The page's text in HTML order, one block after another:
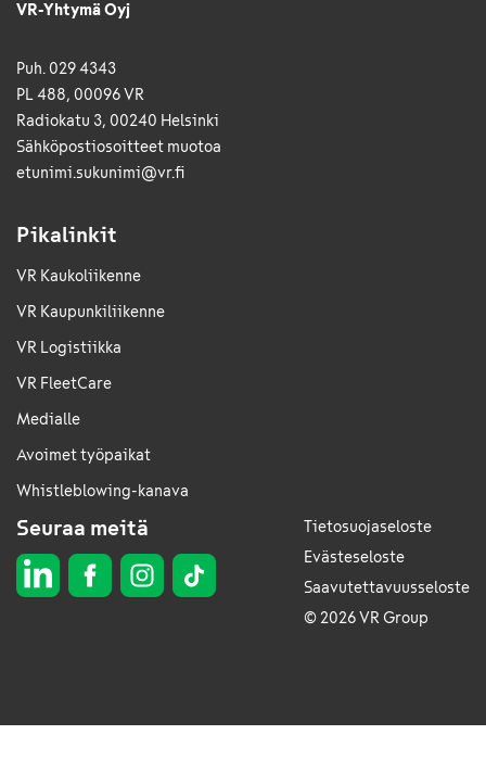
VR-Yhtymä Oyj
Puh. 029 4343
PL 488, 00096 VR
Radiokatu 3, 00240 Helsinki
Sähkö­posti­osoitteet muotoa
etunimi.sukunimi@vr.fi
Pikalinkit
VR Kaukoliikenne
VR Kaupunkiliikenne
VR Logistiikka
VR FleetCare
Medialle
Avoimet työpaikat
Whistleblowing-kanava
Seuraa meitä
Tietosuojaseloste
Evästeseloste
Saavutettavuusseloste
© 2026 VR Group